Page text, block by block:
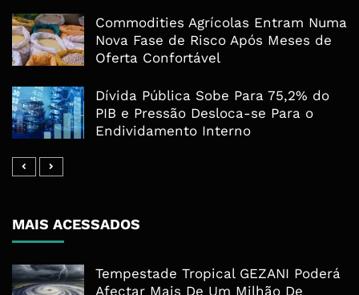
Commodities Agrícolas Entram Numa
Nova Fase de Risco Após Meses de
Oferta Confortável
Dívida Pública Sobe Para 75,2% do
PIB e Pressão Desloca-se Para o
Endividamento Interno
MAIS ACESSADOS
Tempestade Tropical GEZANI Poderá
Afectar Mais De Um Milhão De